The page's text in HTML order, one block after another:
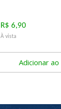
R$ 6,90
À vista
Adicionar ao